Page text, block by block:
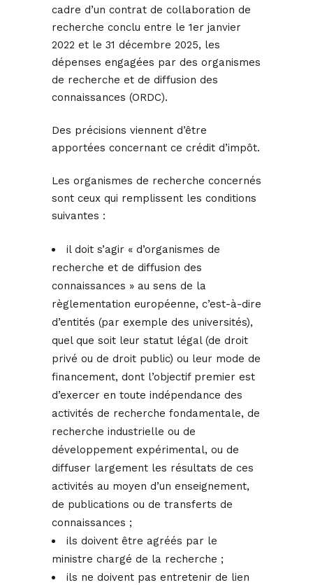
cadre d’un contrat de collaboration de
recherche conclu entre le 1er janvier
2022 et le 31 décembre 2025, les
dépenses engagées par des organismes
de recherche et de diffusion des
connaissances (ORDC).
Des précisions viennent d’être
apportées concernant ce crédit d’impôt.
Les organismes de recherche concernés
sont ceux qui remplissent les conditions
suivantes :
il doit s’agir « d’organismes de
recherche et de diffusion des
connaissances » au sens de la
règlementation européenne, c’est-à-dire
d’entités (par exemple des universités),
quel que soit leur statut légal (de droit
privé ou de droit public) ou leur mode de
financement, dont l’objectif premier est
d’exercer en toute indépendance des
activités de recherche fondamentale, de
recherche industrielle ou de
développement expérimental, ou de
diffuser largement les résultats de ces
activités au moyen d’un enseignement,
de publications ou de transferts de
connaissances ;
ils doivent être agréés par le
ministre chargé de la recherche ;
ils ne doivent pas entretenir de lien